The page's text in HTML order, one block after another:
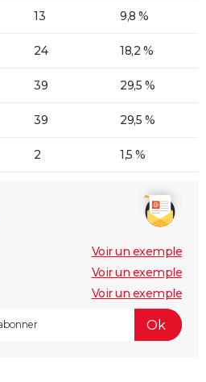
13 9,8 %
24 18,2 %
39 29,5 %
39 29,5 %
2 1,5 %
Voir un exemple
Voir un exemple
Voir un exemple